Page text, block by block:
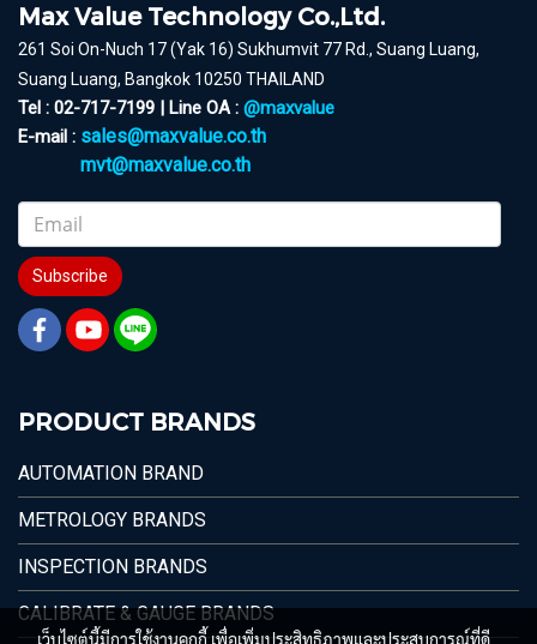
Max Value Technology Co.,Ltd.
261 Soi On-Nuch 17 (Yak 16) Sukhumvit 77 Rd., Suang Luang,
Suang Luang, Bangkok 10250 THAILAND
Tel : 02-717-7199 | Line OA : @maxvalue
E-mail : sales@maxvalue.co.th
mvt@maxvalue.co.th
Subscribe
PRODUCT BRANDS
AUTOMATION BRAND
METROLOGY BRANDS
INSPECTION BRANDS
CALIBRATE & GAUGE BRANDS
เว็บไซต์นี้มีการใช้งานคุกกี้ เพื่อเพิ่มประสิทธิภาพและประสบการณ์ที่ดี